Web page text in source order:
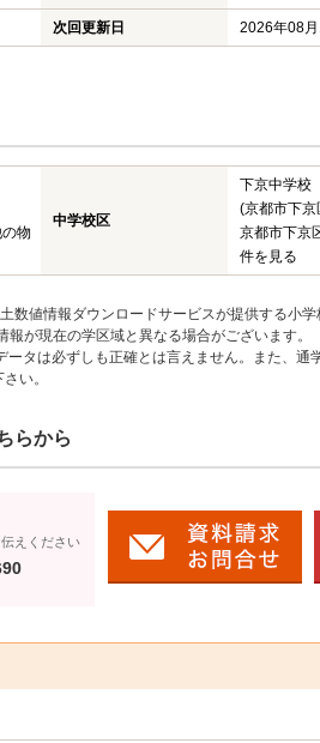
次回更新日
2026年08月
物
中学校区
下京中学校
(京都市下京
京都市下京
件を見る
数値情報ダウンロードサービスが提供する小
が現在の学区域と異なる場合がございます。
タは必ずしも正確とは言えません。また、通
い。
らから
えください